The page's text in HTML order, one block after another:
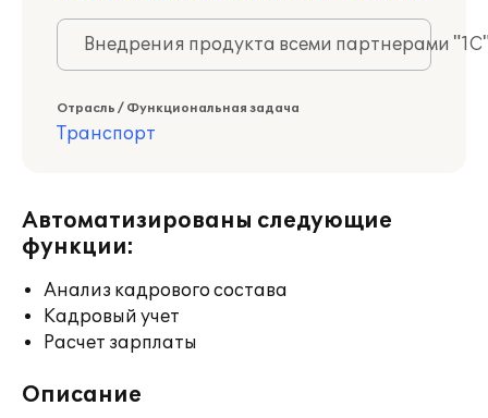
Внедрения продукта всеми партнерами
Отрасль / Функциональная задача
Транспорт
Автоматизированы следующие
функции:
Анализ кадрового состава
Кадровый учет
Расчет зарплаты
Описание